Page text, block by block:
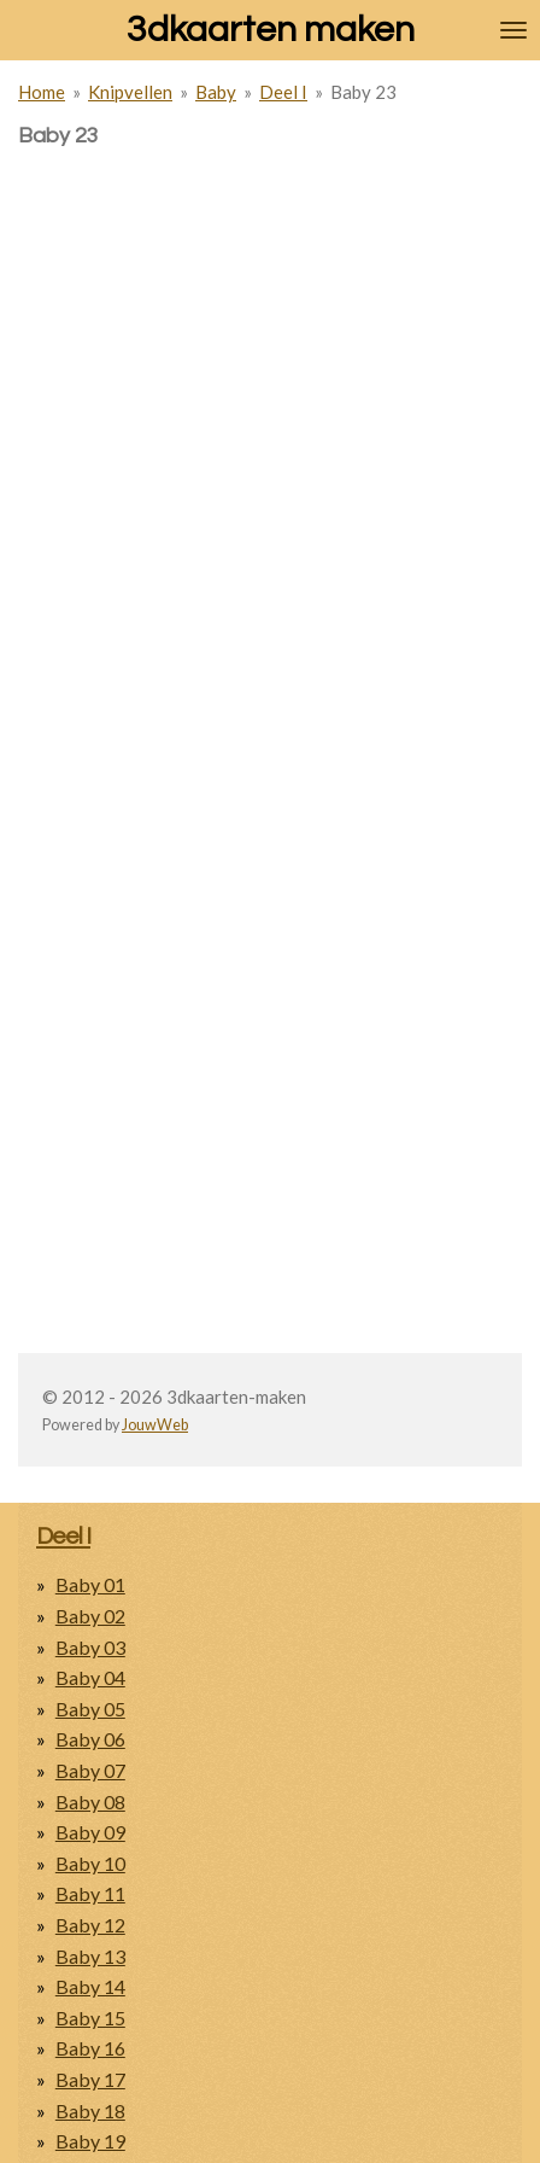
de
hoofdinhoud
3dkaarten maken
Home » Knipvellen » Baby » Deel I » Baby 23
Baby 23
© 2012 - 2026 3dkaarten-maken
Powered byJouwWeb
Deel I
Baby 01
Baby 02
Baby 03
Baby 04
Baby 05
Baby 06
Baby 07
Baby 08
Baby 09
Baby 10
Baby 11
Baby 12
Baby 13
Baby 14
Baby 15
Baby 16
Baby 17
Baby 18
Baby 19